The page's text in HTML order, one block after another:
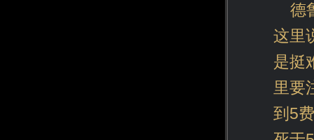
德
这里
是挺
里要
到5